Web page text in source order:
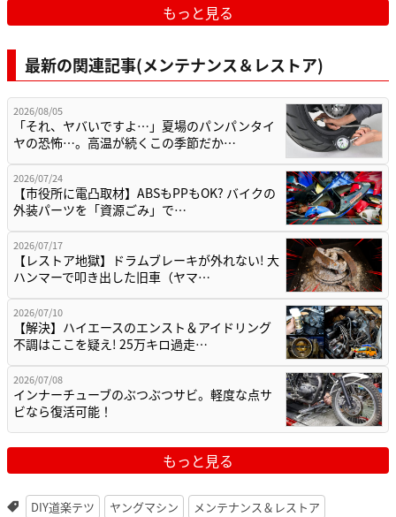
もっと見る
最新の関連記事(メンテナンス＆レストア)
2026/08/05
「それ、ヤバいですよ…」夏場のパンパンタイ
ヤの恐怖…。高温が続くこの季節だか…
2026/07/24
【市役所に電凸取材】ABSもPPもOK? バイクの
外装パーツを「資源ごみ」で…
2026/07/17
【レストア地獄】ドラムブレーキが外れない! 大
ハンマーで叩き出した旧車（ヤマ…
2026/07/10
【解決】ハイエースのエンスト＆アイドリング
不調はここを疑え! 25万キロ過走…
2026/07/08
インナーチューブのぶつぶつサビ。軽度な点サ
ビなら復活可能！
もっと見る
DIY道楽テツ ヤングマシン
メンテナンス＆レストア